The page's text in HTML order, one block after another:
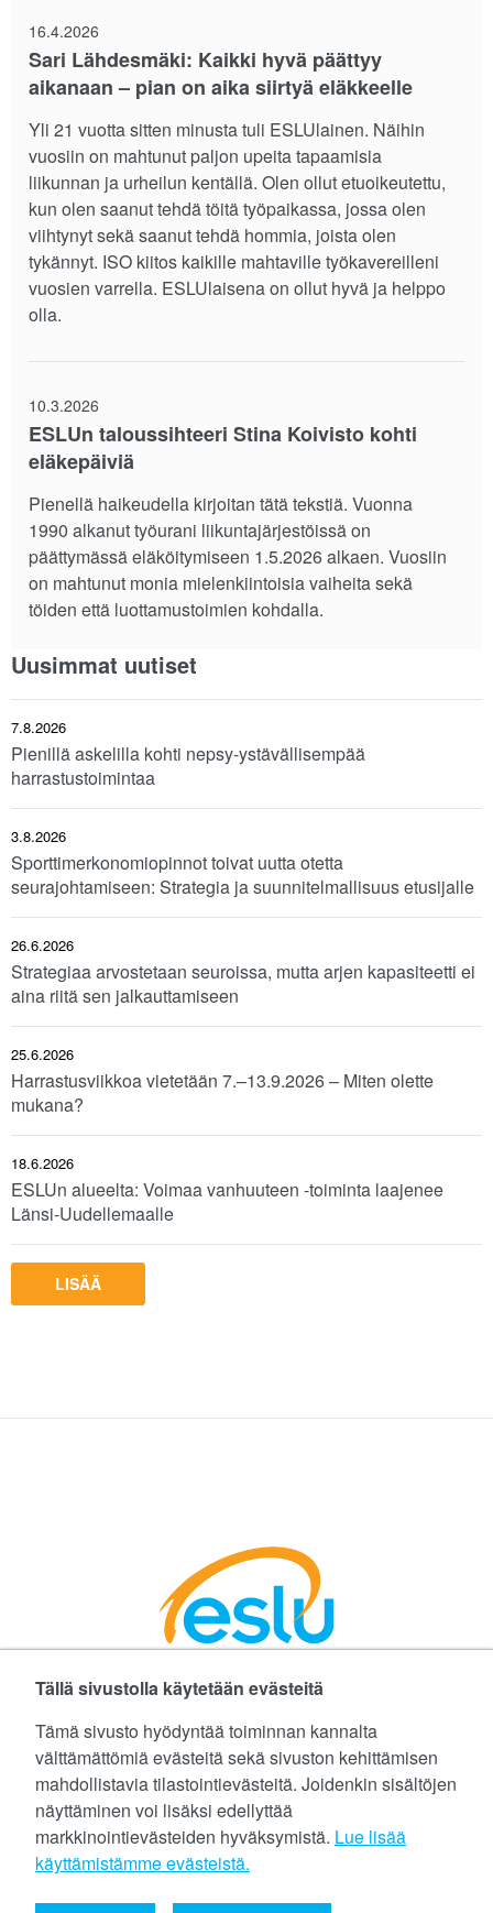
Tällä sivustolla käytetään evästeitä
Tämä sivusto hyödyntää toiminnan kannalta
välttämättömiä evästeitä sekä sivuston kehittämisen
mahdollistavia tilastointievästeitä. Joidenkin sisältöjen
näyttäminen voi lisäksi edellyttää
markkinointievästeiden hyväksymistä. Lue lisää
käyttämistämme evästeistä.​​​​​​
16.4.2026
Sari Lähdesmäki: Kaikki hyvä päättyy
aikanaan – pian on aika siirtyä eläkkeelle
Yli 21 vuotta sitten minusta tuli ESLUlainen. Näihin
vuosiin on mahtunut paljon upeita tapaamisia
liikunnan ja urheilun kentällä. Olen ollut etuoikeutettu,
kun olen saanut tehdä töitä työpaikassa, jossa olen
viihtynyt sekä saanut tehdä hommia, joista olen
tykännyt. ISO kiitos kaikille mahtaville työkavereilleni
vuosien varrella. ESLUlaisena on ollut hyvä ja helppo
olla.
10.3.2026
ESLUn taloussihteeri Stina Koivisto kohti
eläkepäiviä
Pienellä haikeudella kirjoitan tätä tekstiä. Vuonna
1990 alkanut työurani liikuntajärjestöissä on
päättymässä eläköitymiseen 1.5.2026 alkaen. Vuosiin
on mahtunut monia mielenkiintoisia vaiheita sekä
töiden että luottamustoimien kohdalla.
Uusimmat uutiset
7.8.2026
Pienillä askelilla kohti nepsy-ystävällisempää
harrastustoimintaa
3.8.2026
Sporttimerkonomiopinnot toivat uutta otetta
seurajohtamiseen: Strategia ja suunnitelmallisuus etusijalle
26.6.2026
Strategiaa arvostetaan seuroissa, mutta arjen kapasiteetti ei
aina riitä sen jalkauttamiseen
25.6.2026
Harrastusviikkoa vietetään 7.–13.9.2026 – Miten olette
mukana?
18.6.2026
ESLUn alueelta: Voimaa vanhuuteen -toiminta laajenee
Länsi-Uudellemaalle
LISÄÄ
Facebookissa Instagramissa
©Etelä-Suomen Liikunta ja Urheilu ry
Tietoa evästeistä (cookies)
Yhteystiedot
Tietosuojaseloste
eslu@eslu.fi